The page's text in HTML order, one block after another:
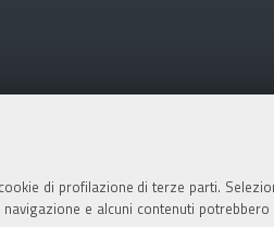
di profilazione di terze parti.
e alcuni contenuti